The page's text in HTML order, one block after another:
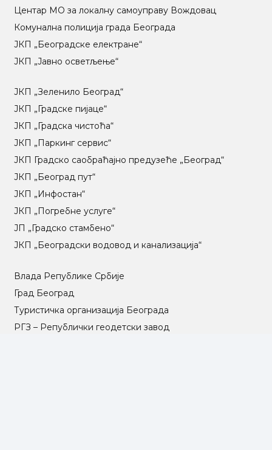
Центар МO за локалну самоуправу Вождовац
Комунална полиција града Београда
ЈКП „Београдске електране“
ЈКП „Јавно осветљење“
ЈКП „Зеленило Београд“
ЈКП „Градске пијаце“
ЈКП „Градска чистоћа“
ЈКП „Паркинг сервис“
ЈКП Градско саобраћајно предузеће „Београд“
ЈКП „Београд пут“
ЈКП „Инфостан“
ЈКП „Погребне услуге“
ЈП „Градско стамбено“
ЈКП „Београдски водовод и канализација“
Влада Републике Србије
Град Београд
Туристичка организација Београда
РГЗ – Републички геодетски завод